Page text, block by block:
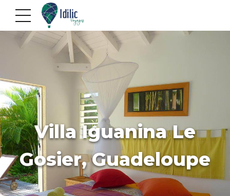
Villa Iguanina Le
Gosier, Guadeloupe